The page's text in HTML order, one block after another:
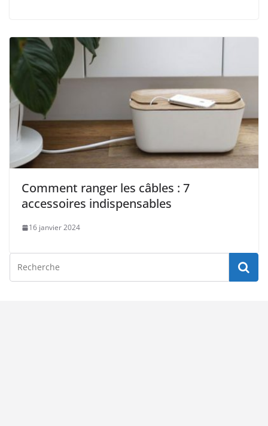
Comment ranger les câbles : 7
accessoires indispensables
16 janvier 2024